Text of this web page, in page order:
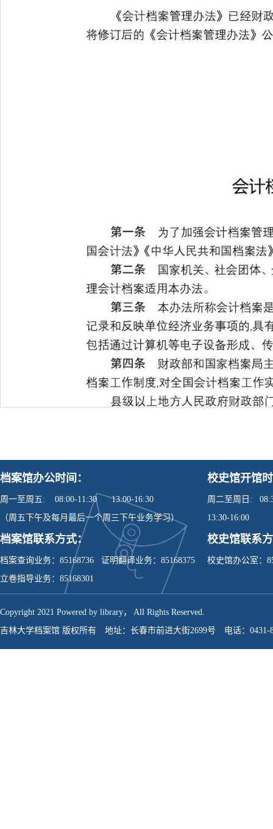
档案馆办公时间：
周一至周五: 08:00-11:30 13:00-16:30
（周五下午及每月最后一个周三下午业务学习）
档案馆联系方式：
档案查询业务：85168736 证明翻译业务：85168375
立卷指导业务：85168301
校史馆开馆
周二至周日:
13:30-16:00
校史馆联系
校史馆办公室：
Copyright 2021 Powered by library， All Rights Reserved.
吉林大学档案馆 版权所有 地址：长春市前进大街2699号 电话：0431-